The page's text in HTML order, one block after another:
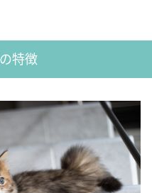
特徴